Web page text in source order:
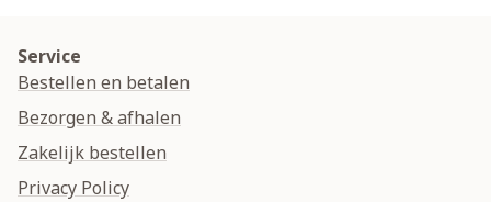
Service
Bestellen en betalen
Bezorgen & afhalen
Zakelijk bestellen
Privacy Policy